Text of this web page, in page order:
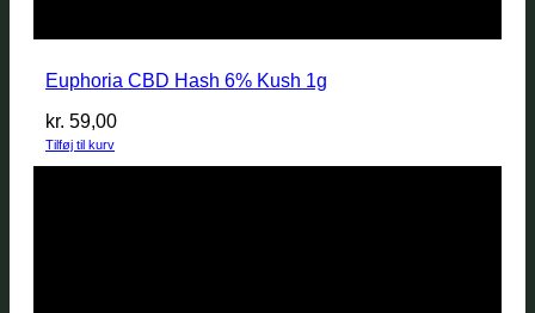
Euphoria CBD Hash 6% Kush 1g
kr. 59,00
Tilføj til kurv